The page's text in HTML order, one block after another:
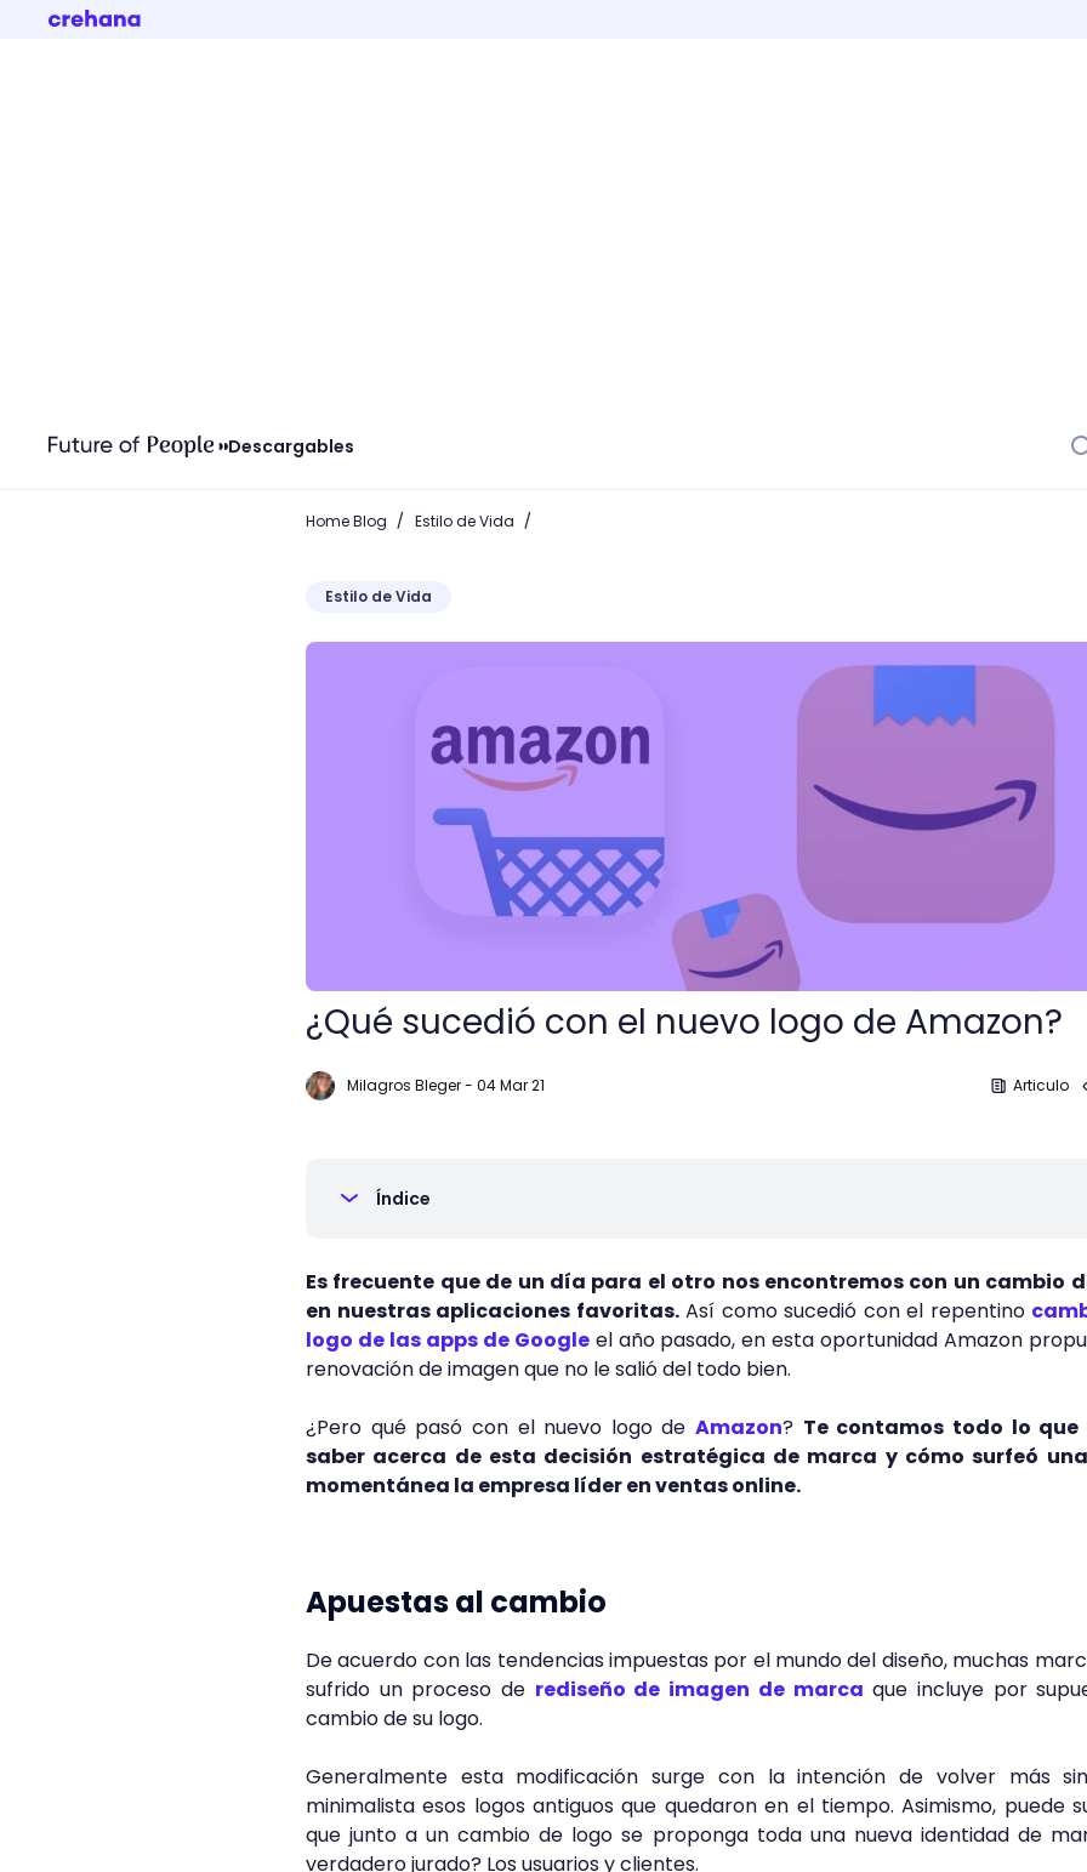
Descargables
Home Blog / Estilo de Vida /
Estilo de Vida
¿Qué sucedió con el nuevo logo de Amazon?
¿Qué sucedió con el nuevo logo de Amazon?
Milagros Bleger- 04 Mar 21 Articulo
Índice
Es frecuente que de un día para el otro nos encontremos con un cambio
en nuestras aplicaciones favoritas.Así como sucedió con el repentino
logo de las apps de Googleel año pasado, en esta oportunidad Amazon
renovación de imagen que no le salió del todo bien.
¿Pero qué pasó con el nuevo logo deAmazon? Te contamos todo lo que
saber acerca de esta decisión estratégica de marca y cómo surfeó
momentánea la empresa líder en ventas online.
Apuestas al cambio
De acuerdo con las tendencias impuestas por el mundo del diseño, muchas
sufrido un proceso de rediseño de imagen de marca que incluye por
cambio de su logo.
Generalmente esta modificación surge con la intención de volver más
minimalista esos logos antiguos que quedaron en el tiempo. Asimismo, puede
que junto a un cambio de logo se proponga toda una nueva identidad de
verdadero jurado? Los usuarios y clientes.